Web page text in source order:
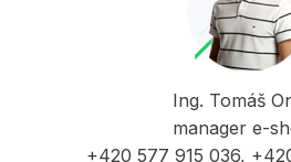
Ing. Tomáš
manager e-
+420 577 915 036,